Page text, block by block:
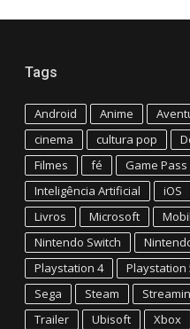
Tags
Android Anime
cinema
cultura pop
Filmes
fé Game Pass
Inteligência Artificial
iOS
Livros
Microsoft
Nintendo Switch
Playstation 4
Playstation
Sega
Steam
Trailer
Ubisoft Xbox